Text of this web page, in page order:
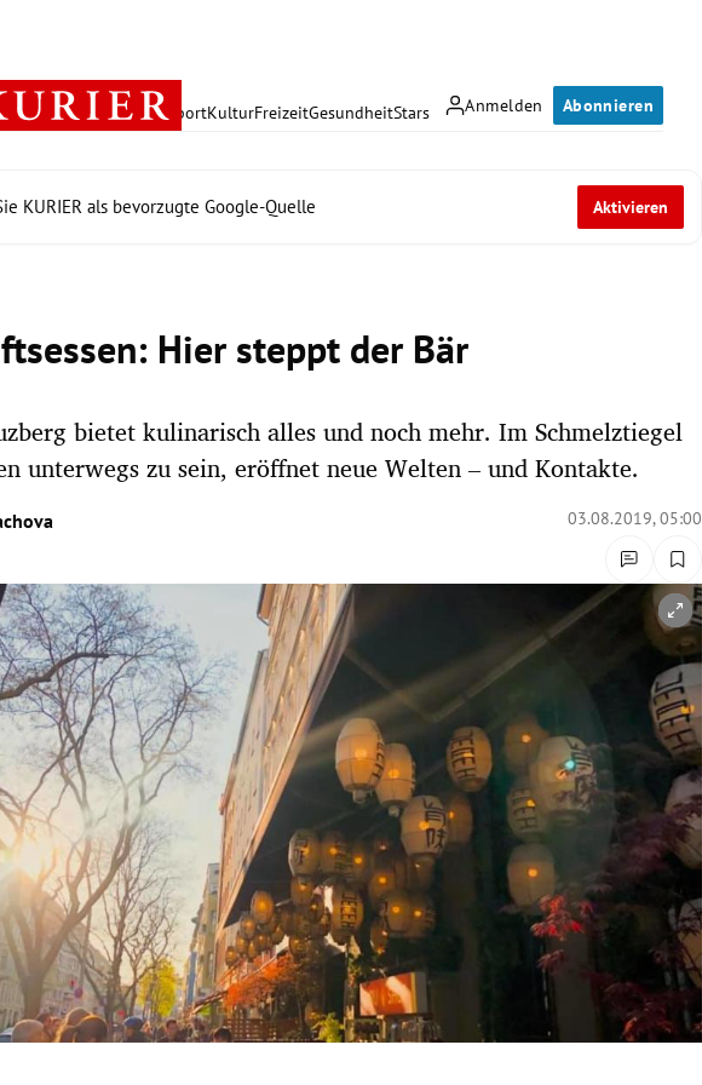
Anmelden Abonnieren
PolitikWirtschaft SportKulturFreizeitGesundheitStars
KURIER als bevorzugte Google-Quelle Aktivieren
Hier steppt der Bär
bietet kulinarisch alles und noch mehr. Im Schmelztiegel
unterwegs zu sein, eröffnet neue Welten – und Kontakte.
03.08.2019, 05:00
öffnen/schließen